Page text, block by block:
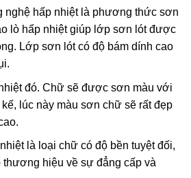
nghệ hấp nhiệt là phương thức sơn
lò hấp nhiệt giúp lớp sơn lót được
Lớp sơn lót có độ bám dính cao
đó. Chữ sẽ được sơn màu với
lúc này màu sơn chữ sẽ rất đẹp
là loại chữ có độ bền tuyệt đối,
thương hiệu về sự đẳng cấp và